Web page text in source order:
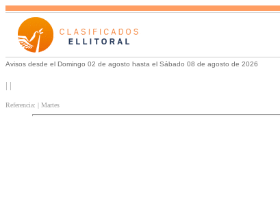
Avisos desde el Domingo 02 de agosto hasta el Sábado 08 de agosto de 2026
| |
Referencia: | Martes